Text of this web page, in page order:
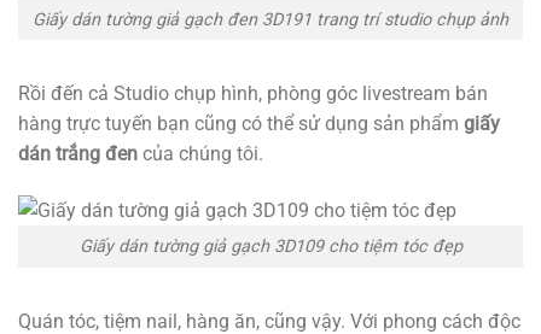
Giấy dán tường giả gạch đen 3D191 trang trí studio chụp ảnh
Rồi đến cả Studio chụp hình, phòng góc livestream bán
hàng trực tuyến bạn cũng có thể sử dụng sản phẩm giấy
dán trắng đen của chúng tôi.
Giấy dán tường giả gạch 3D109 cho tiệm tóc đẹp
Quán tóc, tiệm nail, hàng ăn, cũng vậy. Với phong cách độc